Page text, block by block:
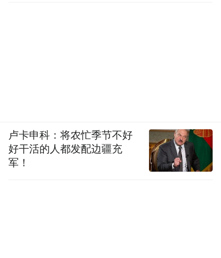
卢卡申科：将农忙季节不好
好干活的人都发配边疆充
军！